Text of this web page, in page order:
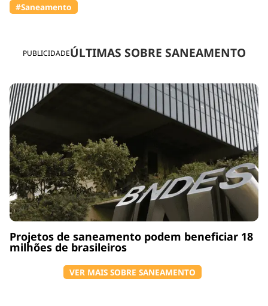
PUBLICIDADEÚLTIMAS SOBRE SANEAMENTO
Projetos de saneamento podem beneficiar 18
milhões de brasileiros
VER MAIS SOBRE SANEAMENTO
#Saneamento